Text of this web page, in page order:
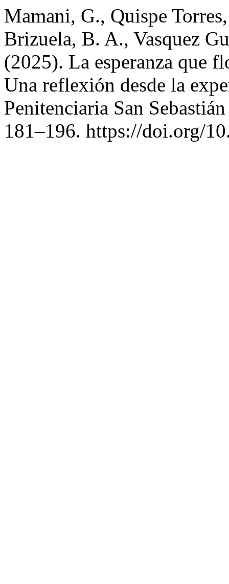
Mamani, G., Quispe
Brizuela, B. A., Vasquez
(2025). La esperanza que
Una reflexión desde la
Penitenciaria San
181–196. https://doi.org/